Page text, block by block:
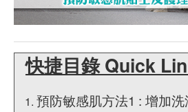
快捷目錄 Quick
預防敏感肌方法1 : 增加洗